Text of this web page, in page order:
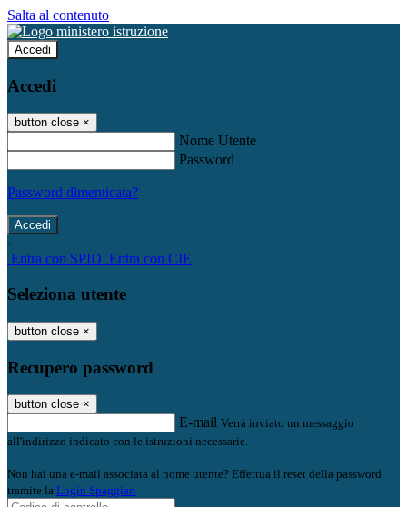
Salta al contenuto
Accedi
Accedi
button close ×
Nome Utente
Password
Password dimenticata?
-
Entra con SPID Entra con CIE
Seleziona utente
button close ×
Recupero password
button close ×
E-mail Verrà inviato un messaggio
all'indirizzo indicato con le istruzioni necessarie.
Non hai una e-mail associata al nome utente? Effettua il reset della password
tramite la Login Spaggiari